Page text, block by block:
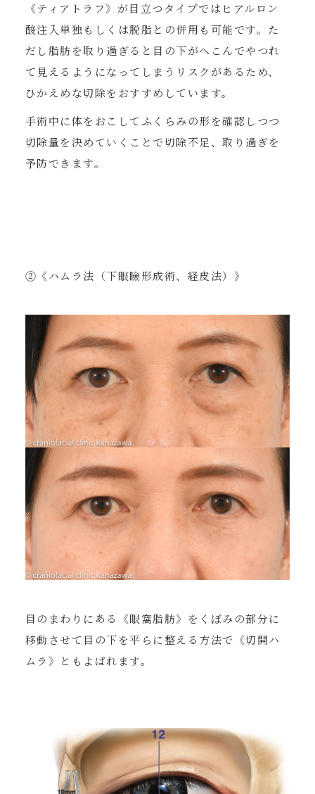
《ティアトラフ》が目立つタイプではヒアルロン
酸注入単独もしくは脱脂との併用も可能です。た
だし脂肪を取り過ぎると目の下がへこんでやつれ
て見えるようになってしまうリスクがあるため、
ひかえめな切除をおすすめしています。
手術中に体をおこしてふくらみの形を確認しつつ
切除量を決めていくことで切除不足、取り過ぎを
予防できます。
②《ハムラ法（下眼瞼形成術、経皮法）》
目のまわりにある《眼窩脂肪》をくぼみの部分に
移動させて目の下を平らに整える方法で《切開ハ
ムラ》ともよばれます。